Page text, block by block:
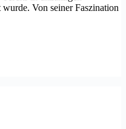
Von seiner Faszination